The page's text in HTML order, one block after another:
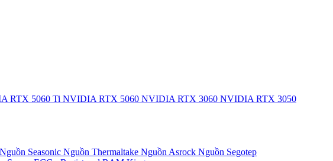
RTX 5060 Ti NVIDIA RTX 5060 NVIDIA RTX 3060 NVIDIA RTX 3050
Nguồn Seasonic Nguồn Thermaltake Nguồn Asrock Nguồn Segotep